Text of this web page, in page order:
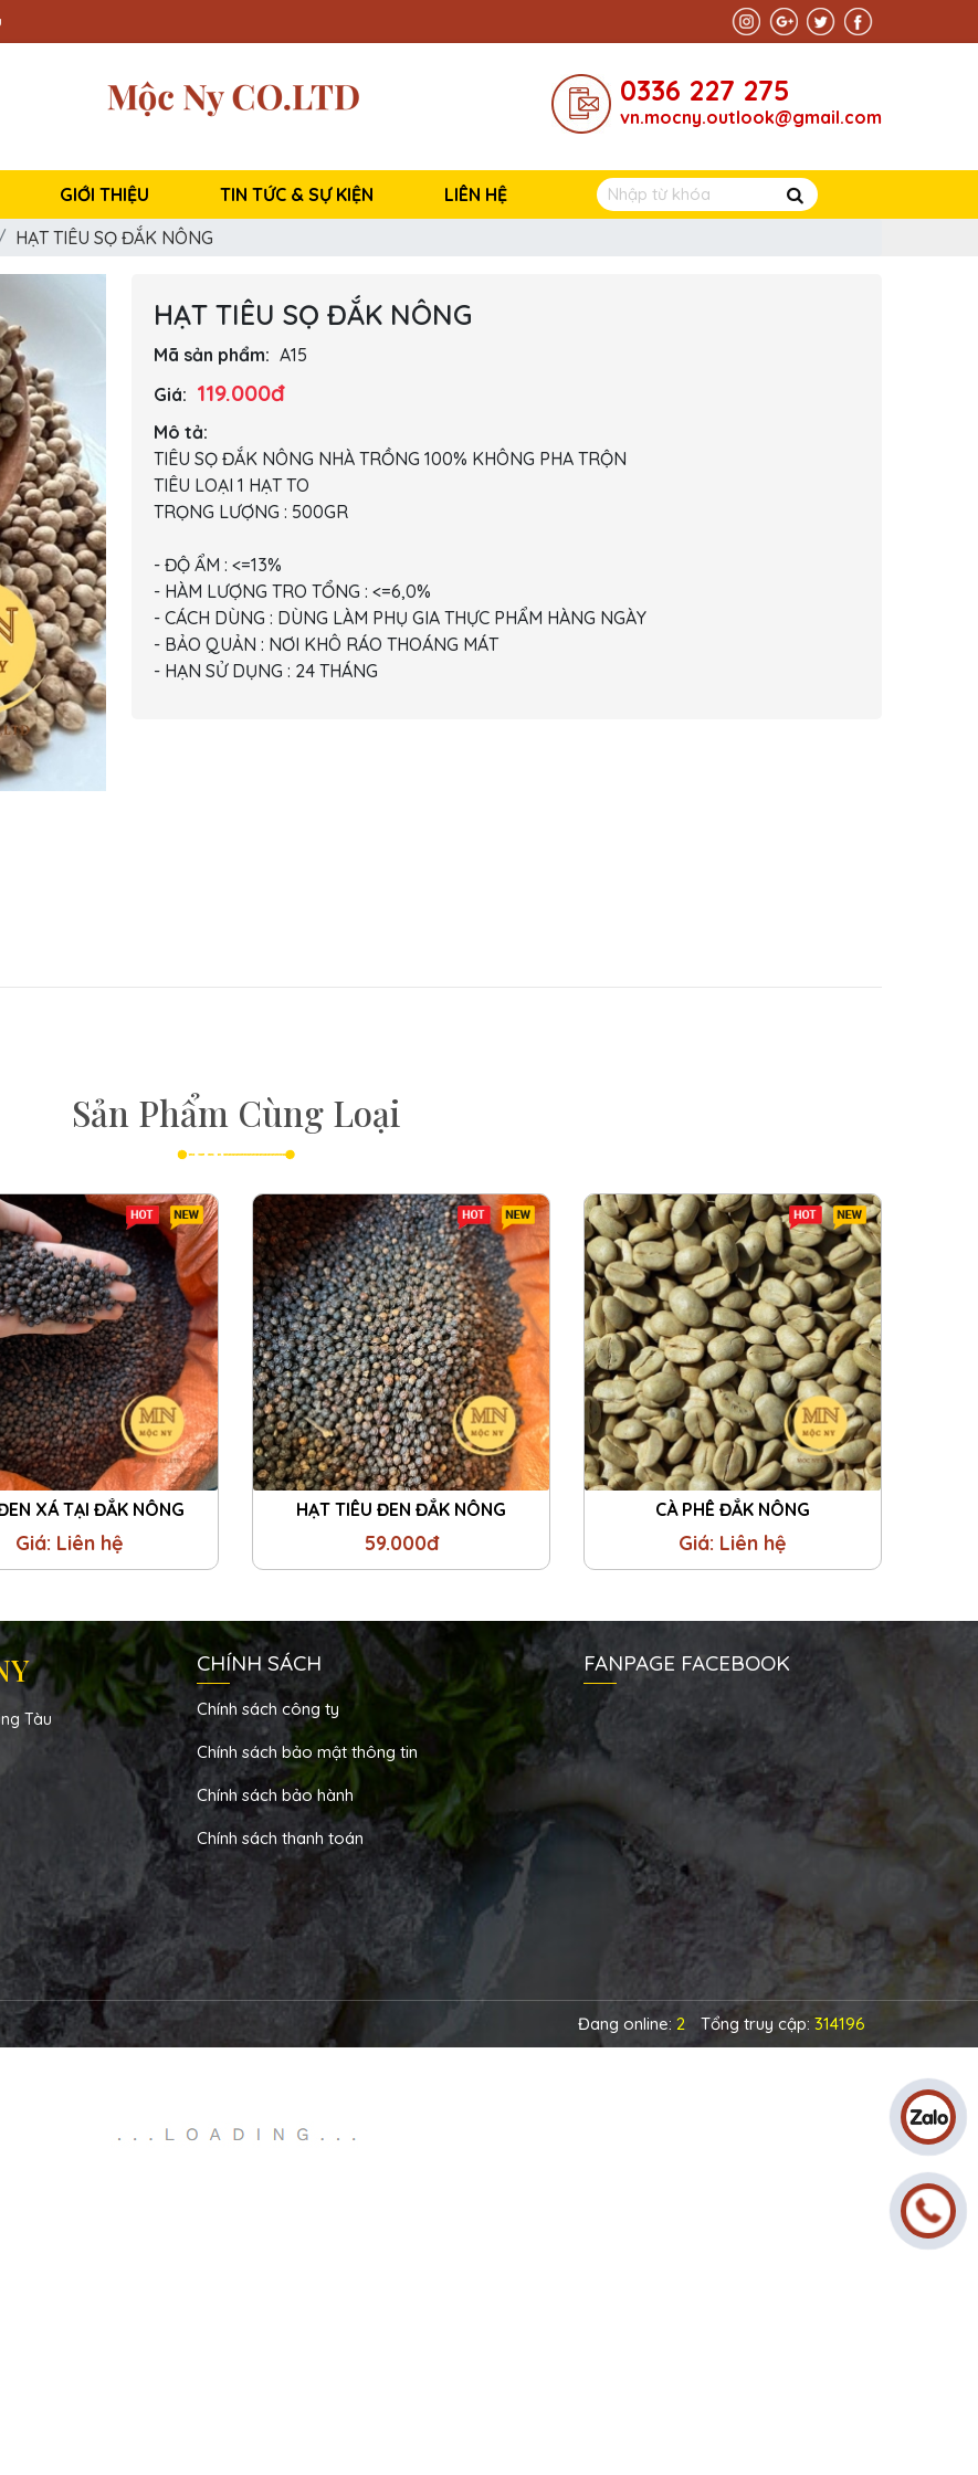
0336 227 275
vn.mocny.outlook@gmail.com
GIỚI THIỆU TIN TỨC & SỰ KIỆN
LIÊN HỆ
HẠT TIÊU SỌ ĐẮK NÔNG
HẠT TIÊU SỌ ĐẮK NÔNG
Mã sản phẩm: A15
Giá: 119.000đ
Mô tả:
TIÊU SỌ ĐẮK NÔNG NHÀ TRỒNG 100% KHÔNG PHA TRỘN
TIÊU LOẠI 1 HẠT TO
TRỌNG LƯỢNG : 500GR
- ĐỘ ẨM : <=13%
- HÀM LƯỢNG TRO TỔNG : <=6,0%
- CÁCH DÙNG : DÙNG LÀM PHỤ GIA THỰC PHẨM HÀNG NGÀY
- BẢO QUẢN : NƠI KHÔ RÁO THOÁNG MÁT
- HẠN SỬ DỤNG : 24 THÁNG
Sản Phẩm Cùng Loại
XÁ TẠI ĐẮK NÔNG
Giá: Liên hệ
Hot New
HẠT TIÊU ĐEN ĐẮK NÔNG
59.000đ
Hot New
CÀ PHÊ ĐẮK NÔNG
Giá: Liên hệ
Hot New
Tàu
CHÍNH SÁCH
Chính sách công ty
Chính sách bảo mật thông tin
Chính sách bảo hành
Chính sách thanh toán
FANPAGE FACEBOOK
Đang online: 2 Tổng truy cập: 314196